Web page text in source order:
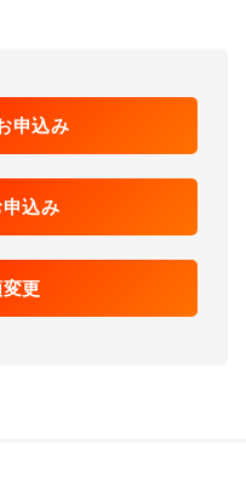
申込み
込み
更